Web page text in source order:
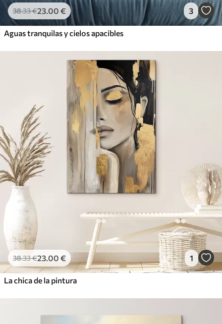
38.33€23.00 € 3
Aguas tranquilas y cielos apacibles
38.33€23.00 € 1
La chica de la pintura